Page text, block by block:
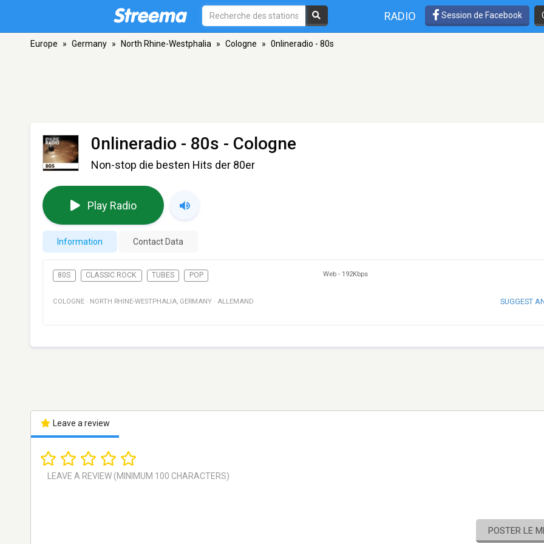
RADIO Session de Facebook
Europe » Germany » North Rhine-Westphalia » Cologne » 0nlineradio - 80s
0nlineradio - 80s - Cologne
Non-stop die besten Hits der 80er
Play Radio
Information Contact Data
80S CLASSIC ROCK TUBES POP Web - 192Kbps
COLOGNE · NORTH RHINE-WESTPHALIA, GERMANY · ALLEMAND SUGGEST
Leave a review
POSTER LE